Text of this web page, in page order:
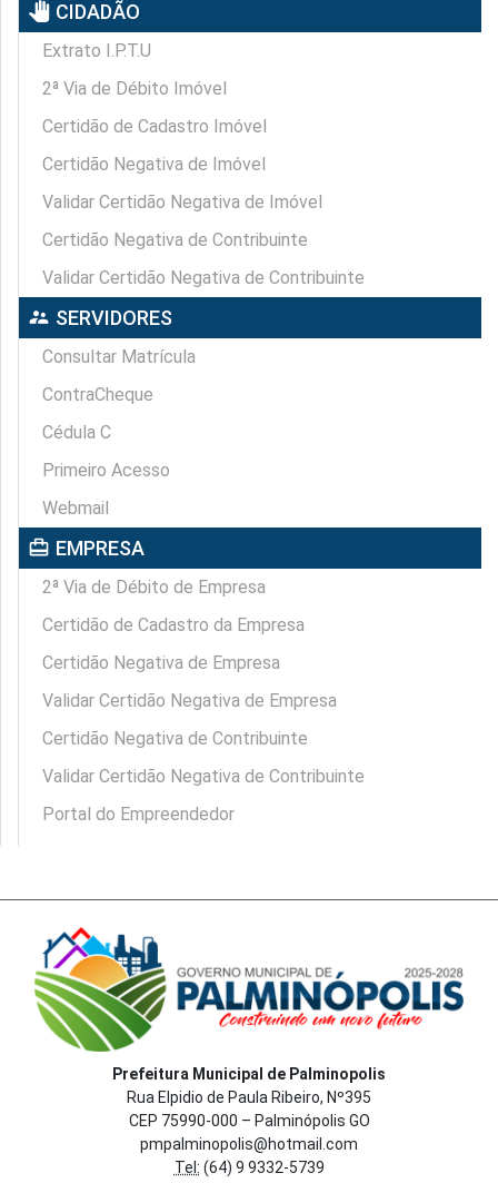
pan_tool CIDADÃO
Extrato I.P.T.U
2ª Via de Débito Imóvel
Certidão de Cadastro Imóvel
Certidão Negativa de Imóvel
Validar Certidão Negativa de Imóvel
Certidão Negativa de Contribuinte
Validar Certidão Negativa de Contribuinte
supervisor_account SERVIDORES
Consultar Matrícula
ContraCheque
Cédula C
Primeiro Acesso
Webmail
card_travel EMPRESA
2ª Via de Débito de Empresa
Certidão de Cadastro da Empresa
Certidão Negativa de Empresa
Validar Certidão Negativa de Empresa
Certidão Negativa de Contribuinte
Validar Certidão Negativa de Contribuinte
Portal do Empreendedor
Prefeitura Municipal de Palminopolis
Rua Elpidio de Paula Ribeiro, Nº395
CEP 75990-000 – Palminópolis GO
pmpalminopolis@hotmail.com
Tel: (64) 9 9332-5739